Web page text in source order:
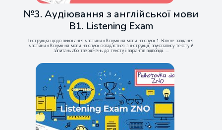
№3. Аудіювання з англійської мови
B1. Listening Exam
Інструкція щодо виконання частини «Розуміння мови на слух» 1. Кожне завдання
частини «Розуміння мови на слух» складається з інструкції, звукозапису тексту й
запитань або тверджень до тексту і варіантів відповіді. ...